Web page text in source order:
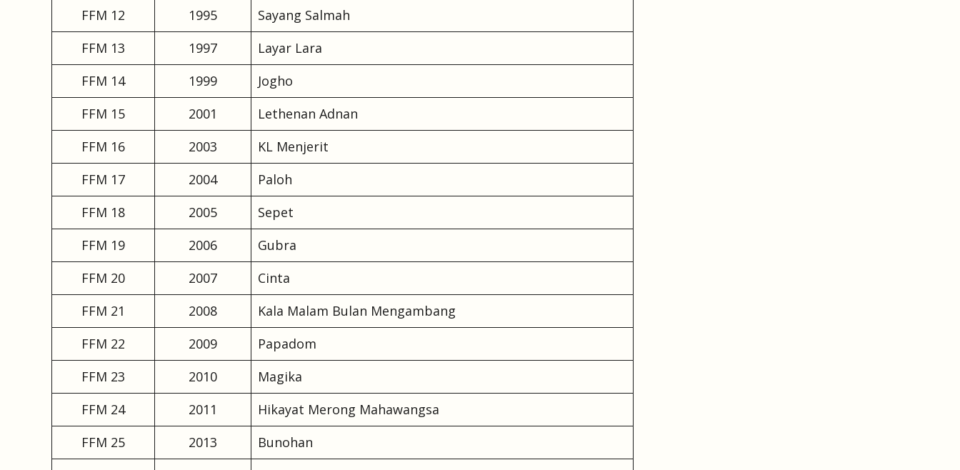
FFM 12
1995
Sayang Salmah
FFM 13
1997
Layar Lara
FFM 14
1999
Jogho
FFM 15
2001
Lethenan Adnan
FFM 16
2003
KL Menjerit
FFM 17
2004
Paloh
FFM 18
2005
Sepet
FFM 19
2006
Gubra
FFM 20
2007
Cinta
FFM 21
2008
Kala Malam Bulan Mengambang
FFM 22
2009
Papadom
FFM 23
2010
Magika
FFM 24
2011
Hikayat Merong Mahawangsa
FFM 25
2013
Bunohan